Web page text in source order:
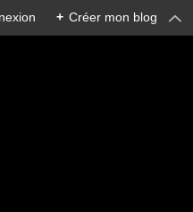
+ Créer mon blog